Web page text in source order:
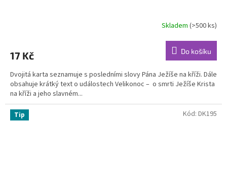
je
z
5
hvězdiček.
Skladem(>500 ks)
17 Kč Do košíku
Dvojitá karta seznamuje s posledními slovy Pána Ježíše na kříži. Dále
obsahuje krátký text o událostech Velikonoc – o smrti Ježíše Krista
na kříži a jeho slavném...
Tip Kód: DK195